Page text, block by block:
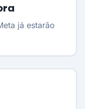
já estarão